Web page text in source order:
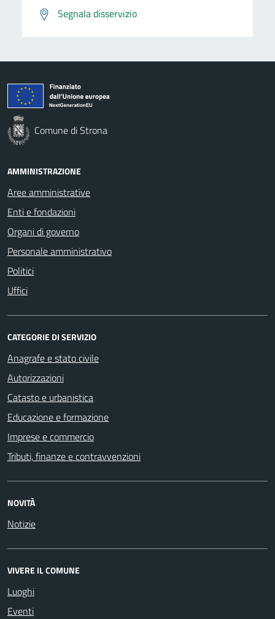
Segnala disservizio
Comune di Strona
AMMINISTRAZIONE
Aree amministrative
Enti e fondazioni
Organi di governo
Personale amministrativo
Politici
Uffici
CATEGORIE DI SERVIZIO
Anagrafe e stato civile
Autorizzazioni
Catasto e urbanistica
Educazione e formazione
Imprese e commercio
Tributi, finanze e contravvenzioni
NOVITÀ
Notizie
VIVERE IL COMUNE
Luoghi
Eventi